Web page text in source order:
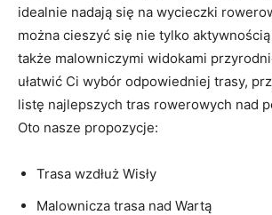
idealnie nadają się na wycieczki
można cieszyć‌ się nie tylko
także malowniczymi widokami
ułatwić Ci wybór odpowiedniej trasy,
listę najlepszych tras rowerowych nad
Oto nasze propozycje:
Trasa wzdłuż Wisły
Malownicza trasa⁣ nad Wartą